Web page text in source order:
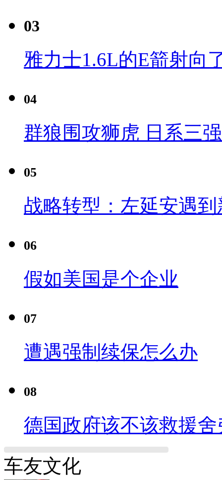
03
雅力士1.6L的E箭射向
04
群狼围攻狮虎 日系三
05
战略转型：左延安遇
06
假如美国是个企业
07
遭遇强制续保怎么办
08
德国政府该不该救援舍
车友文化